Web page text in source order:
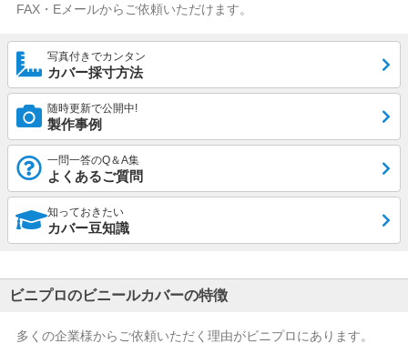
FAX・Eメールからご依頼いただけます。
写真付きでカンタン
カバー採寸方法
随時更新で公開中!
製作事例
一問一答のQ＆A集
よくあるご質問
知っておきたい
カバー豆知識
ビニプロのビニールカバーの特徴
多くの企業様からご依頼いただく理由がビニプロにあります。